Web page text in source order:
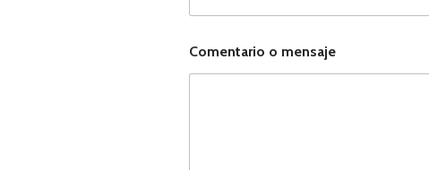
o
r
Comentario o mensaje